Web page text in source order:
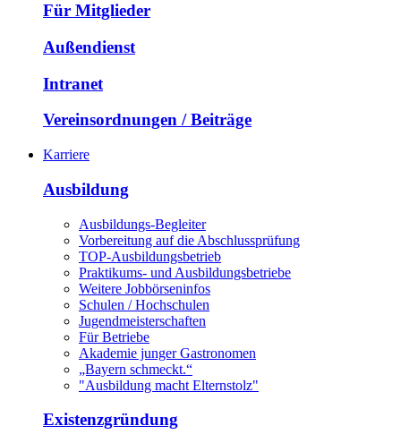
Für Mitglieder
Außendienst
Intranet
Vereinsordnungen / Beiträge
Karriere
Ausbildung
Ausbildungs-Begleiter
Vorbereitung auf die Abschlussprüfung
TOP-Ausbildungsbetrieb
Praktikums- und Ausbildungsbetriebe
Weitere Jobbörseninfos
Schulen / Hochschulen
Jugendmeisterschaften
Für Betriebe
Akademie junger Gastronomen
„Bayern schmeckt.“
"Ausbildung macht Elternstolz"
Existenzgründung